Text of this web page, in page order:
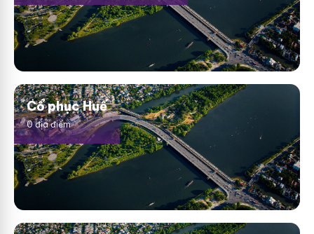
Cổ phục Huế
0 địa điểm